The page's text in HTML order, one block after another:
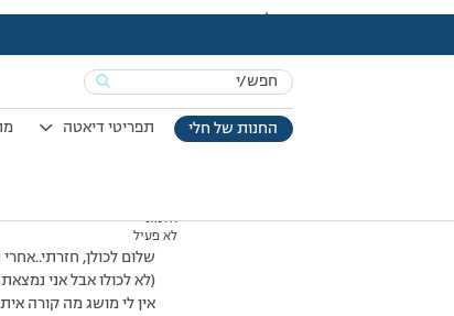
Search
for:החנות של חלי תפריטי דיאטה
עמוד הבית>דיונים>פורום>
:(
מוצגות 3 תגובות – 1 עד 3 (מתוך 3 סה״כ)
21/05/2014 בשעה 12:46
#142165
אלמוני
לא פעיל
שלום לכולן,
(לא לכולו אבל אני
אין לי מושג מה קורה